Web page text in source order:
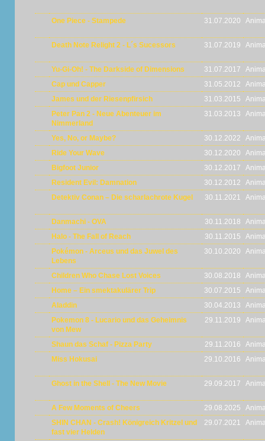
One Piece - Stampede 31.07.2020
Death Note Relight 2 - L´s Sucessors 31.07.2019
Yu-Gi-Oh! - The Darkside of Dimensions 31.07.2017
Cap und Capper
31.05.2012
James und der Riesenpfirsich
31.03.2015
Peter Pan 2 - Neue Abenteuer im
Nimmerland
31.03.2013
Yes, No, or Maybe? 30.12.2022
Ride Your Wave
30.12.2020
Bigfoot Junior
30.12.2017
Resident Evil: Damnation
30.12.2012
Detektiv Conan – Die scharlachrote Kugel
30.11.2021
Danmachi - OVA 30.11.2018
Halo - The Fall of Reach
30.11.2015
Pokémon - Arceus und das Juwel des
Lebens
30.10.2020
Children Who Chase Lost Voices 30.08.2018
Home – Ein smektakulärer Trip
30.07.2015
Aladdin
30.04.2013
Pokemon 8 - Lucario und das Geheimnis
von Mew
29.11.2019
Shaun das Schaf - Pizza Party 29.11.2016
Miss Hokusai
29.10.2016
Ghost in the Shell - The New Movie 29.09.2017
A Few Moments of Cheers 29.08.2025
SHIN CHAN - Crash! Königreich Kritzel und
fast vier Helden
29.07.2021